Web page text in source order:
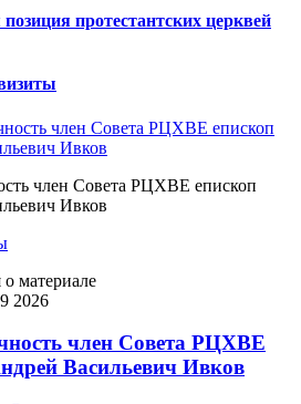
протестантских церквей
член Совета РЦХВЕ епископ
Ивков
материале
2026
член Совета РЦХВЕ
Васильевич Ивков